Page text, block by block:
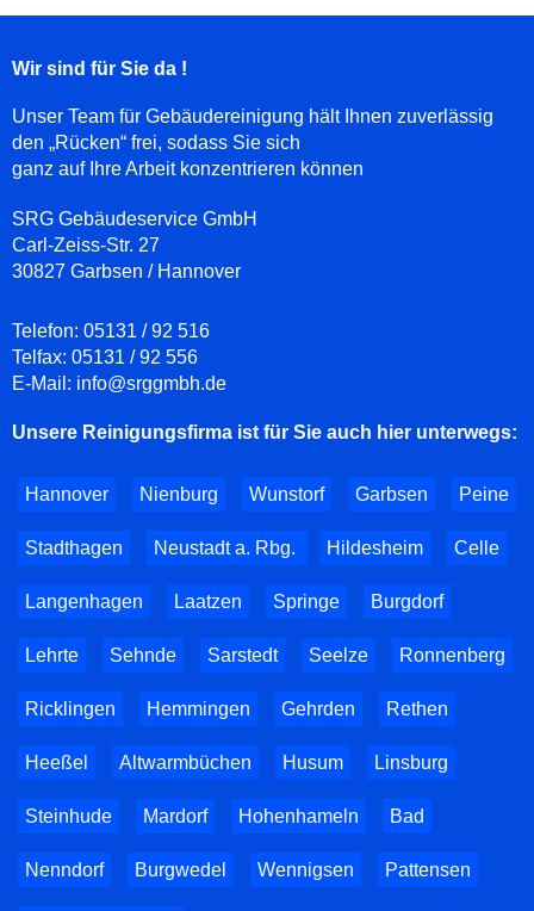
Wir sind für Sie da !
Unser Team für Gebäudereinigung hält Ihnen zuverlässig
den „Rücken“ frei, sodass Sie sich
ganz auf Ihre Arbeit konzentrieren können
SRG Gebäudeservice GmbH
Carl-Zeiss-Str. 27
30827 Garbsen / Hannover
Telefon: 05131 / 92 516
Telfax: 05131 / 92 556
E-Mail: info@srggmbh.de
Unsere Reinigungsfirma ist für Sie auch hier unterwegs:
Hannover Nienburg Wunstorf Garbsen Peine
Stadthagen Neustadt a. Rbg. Hildesheim Celle
Langenhagen Laatzen Springe Burgdorf
Lehrte Sehnde Sarstedt Seelze Ronnenberg
Ricklingen Hemmingen Gehrden Rethen
Heeßel Altwarmbüchen Husum Linsburg
Steinhude Mardorf Hohenhameln Bad
Nenndorf Burgwedel Wennigsen Pattensen